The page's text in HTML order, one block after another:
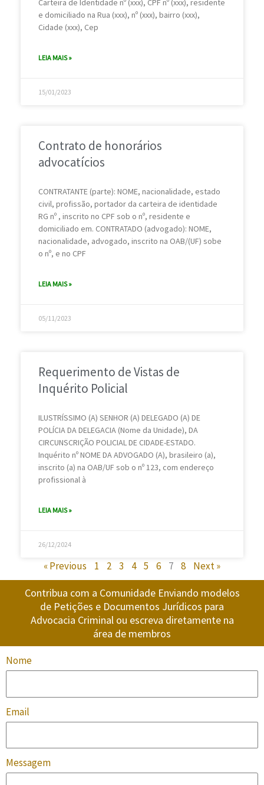
Carteira de Identidade nº (xxx), CPF nº (xxx), residente
e domiciliado na Rua (xxx), nº (xxx), bairro (xxx),
Cidade (xxx), Cep
LEIA MAIS »
15/01/2023
Contrato de honorários
advocatícios
CONTRATANTE (parte): NOME, nacionalidade, estado
civil, profissão, portador da carteira de identidade
RG nº , inscrito no CPF sob o nº, residente e
domiciliado em. CONTRATADO (advogado): NOME,
nacionalidade, advogado, inscrito na OAB/(UF) sobe
o nº, e no CPF
LEIA MAIS »
05/11/2023
Requerimento de Vistas de
Inquérito Policial
ILUSTRÍSSIMO (A) SENHOR (A) DELEGADO (A) DE
POLÍCIA DA DELEGACIA (Nome da Unidade), DA
CIRCUNSCRIÇÃO POLICIAL DE CIDADE-ESTADO.
Inquérito nº NOME DA ADVOGADO (A), brasileiro (a),
inscrito (a) na OAB/UF sob o nº 123, com endereço
profissional à
LEIA MAIS »
26/12/2024
« Previous 1 2 3 4 5 6 7 8 Next »
Contribua com a Comunidade Enviando modelos
de Petições e Documentos Jurídicos para
Advocacia Criminal ou escreva diretamente na
área de membros
Nome
Email
Messagem